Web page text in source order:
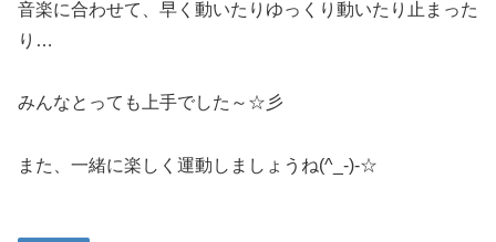
音楽に合わせて、早く動いたりゆっくり動いたり止まった
り…
みんなとっても上手でした～☆彡
また、一緒に楽しく運動しましょうね(^_-)-☆